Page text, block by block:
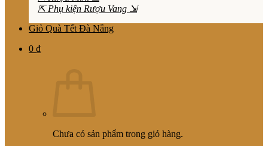
⇱ Phụ kiện Rượu Vang ⇲
Giỏ Quà Tết Đà Nẵng
0 ₫
Chưa có sản phẩm trong giỏ hàng.